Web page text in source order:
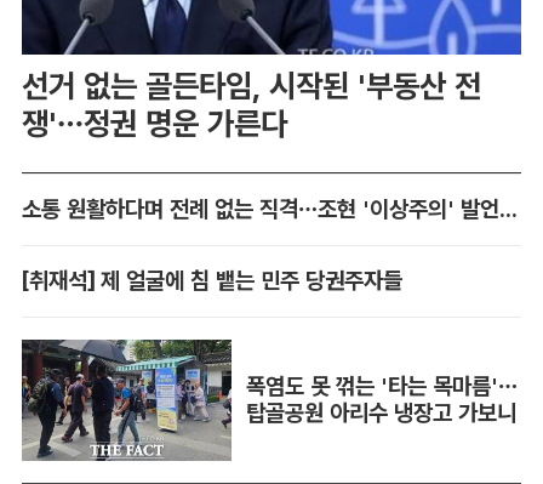
선거 없는 골든타임, 시작된 '부동산 전
쟁'…정권 명운 가른다
소통 원활하다며 전례 없는 직격…조현 '이상주의' 발언 논란
[취재석] 제 얼굴에 침 뱉는 민주 당권주자들
폭염도 못 꺾는 '타는 목마름'…
탑골공원 아리수 냉장고 가보니